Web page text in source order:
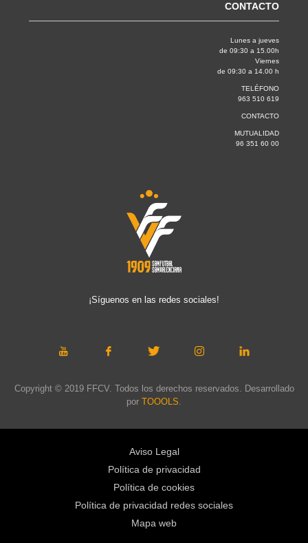
CONTACTO
Lunes a jueves
de 09:30 a 15.00h
Viernes
de 09:30 a 14.00 h
TELÉFONO
963 510 619
CONTACTO
MUTUALIDAD
96 351 60 00
¡Síguenos en las redes sociales!
Copyright © 2019 FFCV. Todos los derechos reservados. Desarrollado
por TOOOLS.
Aviso Legal
Política de privacidad
Política de cookies
Política de privacidad redes sociales
Mapa web